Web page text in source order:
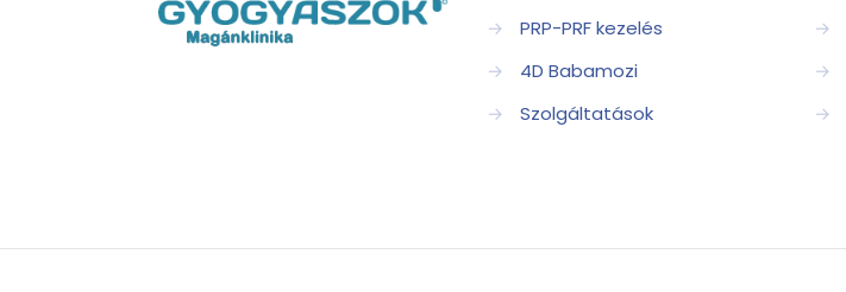
→
PRP-PRF kezelés
→
4D Babamozi
→
Szolgáltatások
→
→
→